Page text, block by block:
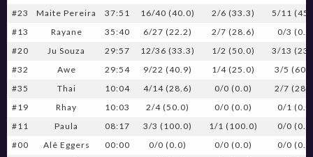
#23
Maite Pereira 37:51 16/40 (40.0) 2/6 (33.3)
5/11
#13
Rayane 35:40 6/27 (22.2) 2/7 (28.6)
0/3
#20
Ju Souza 29:57 12/36 (33.3) 1/2 (50.0)
3/13
#32
Awe 29:54 9/22 (40.9) 1/4 (25.0)
3/5
#35
Thai 10:04 4/14 (28.6) 0/0 (0.0)
2/7
#19
Rhay 10:03 2/4 (50.0) 0/0 (0.0)
0/1
#11
Paula 08:17 3/3 (100.0) 1/1 (100.0)
0/0
#00
Alê Eggers 00:00 0/0 (0.0) 0/0 (0.0)
0/0